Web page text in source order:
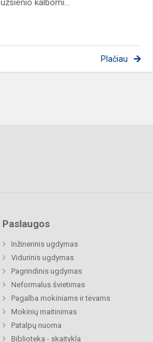
užsienio kalbomi...
Plačiau
Paslaugos
Inžinerinis ugdymas
Vidurinis ugdymas
Pagrindinis ugdymas
Neformalus švietimas
Pagalba mokiniams ir tėvams
Mokinių maitinimas
Patalpų nuoma
Biblioteka - skaitykla